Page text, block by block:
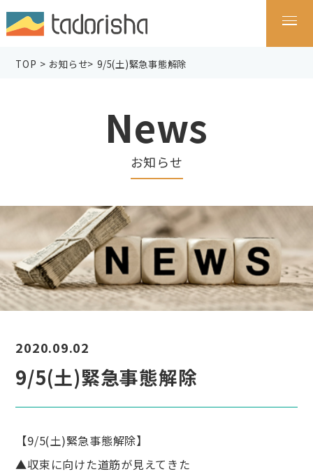
TOP > お知らせ> 9/5(土)緊急事態解除
News
お知らせ
9/5(土)緊急事態解除
2020.09.02
【9/5(土)緊急事態解除】
▲収束に向けた道筋が見えてきた